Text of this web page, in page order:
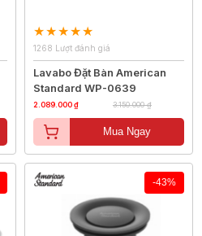
1268 Lượt đánh giá
Lavabo Đặt Bàn American
Standard WP-0639
2.089.000 ₫ 3.150.000 ₫
Mua Ngay
-43%